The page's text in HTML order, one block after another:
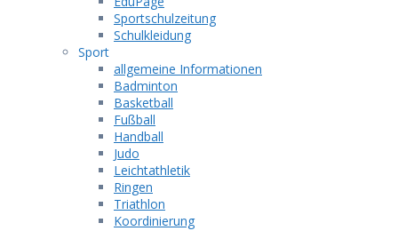
Sportschulzeitung
Schulkleidung
Sport
allgemeine Informationen
Badminton
Basketball
Fußball
Handball
Judo
Leichtathletik
Ringen
Triathlon
Koordinierung